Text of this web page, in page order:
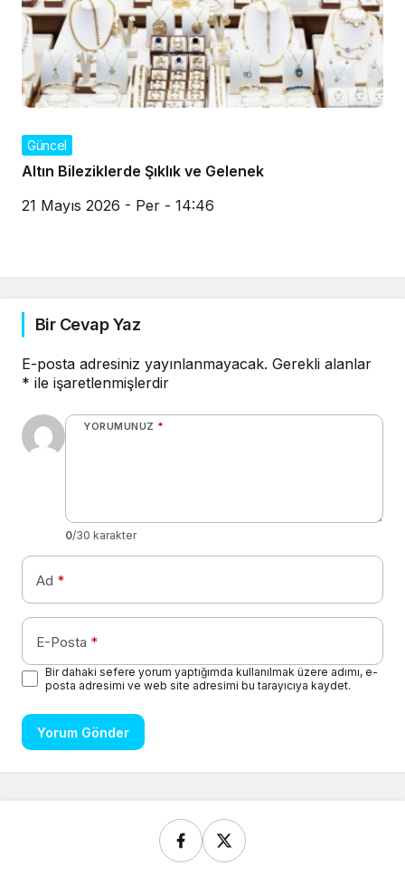
Güncel
Altın Bileziklerde Şıklık ve Gelenek
21 Mayıs 2026 - Per - 14:46
Bir Cevap Yaz
E-posta adresiniz yayınlanmayacak. Gerekli alanlar
* ile işaretlenmişlerdir
YORUMUNUZ *
0/30 karakter
Ad *
E-Posta *
Bir dahaki sefere yorum yaptığımda kullanılmak üzere adımı, e-
posta adresimi ve web site adresimi bu tarayıcıya kaydet.
Yorum Gönder